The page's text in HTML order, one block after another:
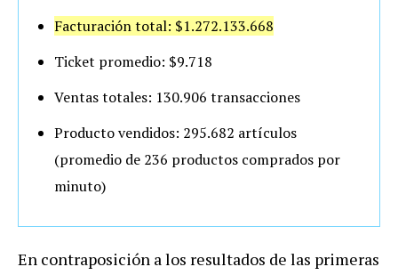
Facturación total: $1.272.133.668
Ticket promedio: $9.718
Ventas totales: 130.906 transacciones
Producto vendidos: 295.682 artículos
(promedio de 236 productos comprados por
minuto)
En contraposición a los resultados de las primeras